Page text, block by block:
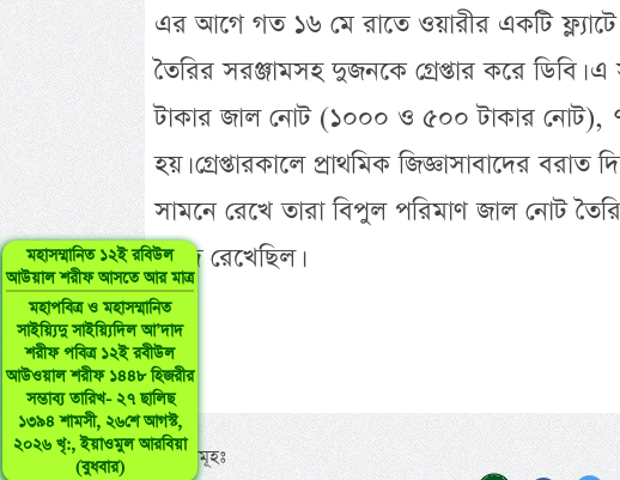
মহাসম্মানিত ১২ই রবিউল
আউয়াল শরীফ আসতে আর মাত্র
মহাপবিত্র ও মহাসম্মানিত
সাইয়্যিদু সাইয়্যিদিল আ’দাদ
শরীফ পবিত্র ১২ই রবীউল
আউওয়াল শরীফ ১৪৪৮ হিজরীর
সম্ভাব্য তারিখ- ২৭ ছালিছ
১৩৯৪ শামসী, ২৬শে আগস্ট,
২০২৬ খৃ:, ইয়াওমুল আরবিয়া
(বুধবার)
এর আগে গত ১৬ মে রাতে ওয়ারীর একটি
তৈরির সরঞ্জামসহ দুজনকে গ্রেপ্তার করে
টাকার জাল নোট (১০০০ ও ৫০০ টাকার নোট),
হয়। গ্রেপ্তারকালে প্রাথমিক জিজ্ঞাসাবাদের
সামনে রেখে তারা বিপুল পরিমাণ জাল নোট
মজুদ রেখেছিল।
ট্যাগসমূহঃ